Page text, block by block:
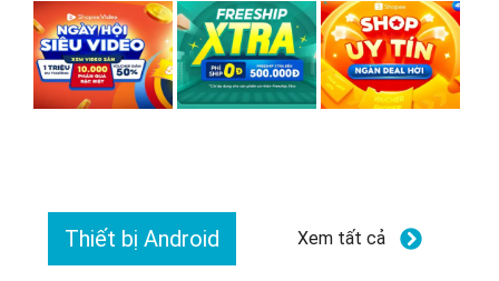
Thiết bị Android Xem tất cả